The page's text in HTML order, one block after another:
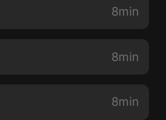
8min
8min
8min